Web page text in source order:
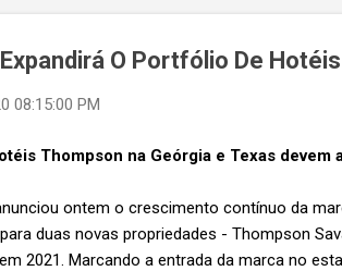
O Portfólio De
08:15:00 PM
Thompson na Geórgia e Texas
ontem o crescimento contínuo da
duas novas propriedades - Thompson
2021. Marcando a entrada da marca no